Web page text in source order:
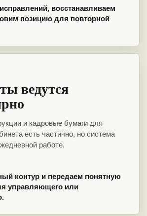
восстанавливаем
позицию для повторной
ведутся
и кадровые бумаги для
есть частично, но система
работе.
контур и передаем понятную
управляющего или